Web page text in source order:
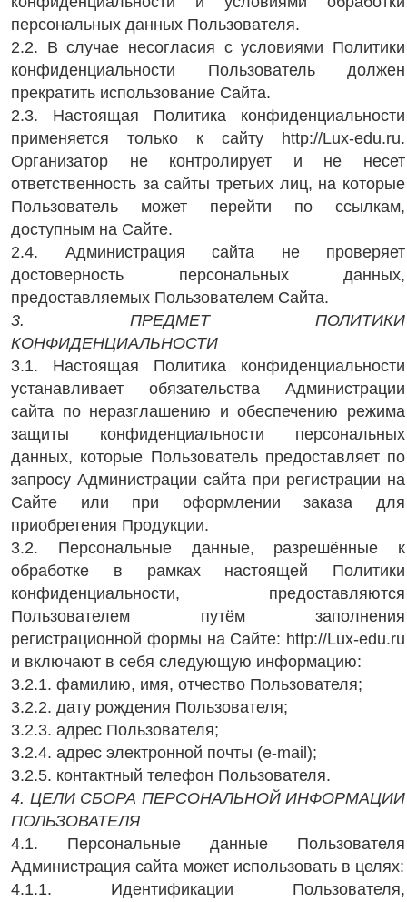
персональных данных Пользователя.
2.2. В случае несогласия с условиями Политики
конфиденциальности Пользователь должен
прекратить использование Сайта.
2.3. Настоящая Политика конфиденциальности
применяется только к сайту http://Lux-edu.ru.
Организатор не контролирует и не несет
ответственность за сайты третьих лиц, на которые
Пользователь может перейти по ссылкам,
доступным на Сайте.
2.4. Администрация сайта не проверяет
достоверность персональных данных,
предоставляемых Пользователем Сайта.
3. ПРЕДМЕТ ПОЛИТИКИ
КОНФИДЕНЦИАЛЬНОСТИ
3.1. Настоящая Политика конфиденциальности
устанавливает обязательства Администрации
сайта по неразглашению и обеспечению режима
защиты конфиденциальности персональных
данных, которые Пользователь предоставляет по
запросу Администрации сайта при регистрации на
Сайте или при оформлении заказа для
приобретения Продукции.
3.2. Персональные данные, разрешённые к
обработке в рамках настоящей Политики
конфиденциальности, предоставляются
Пользователем путём заполнения
регистрационной формы на Сайте: http://Lux-edu.ru
и включают в себя следующую информацию:
3.2.1. фамилию, имя, отчество Пользователя;
3.2.2. дату рождения Пользователя;
3.2.3. адрес Пользователя;
3.2.4. адрес электронной почты (e-mail);
3.2.5. контактный телефон Пользователя.
4. ЦЕЛИ СБОРА ПЕРСОНАЛЬНОЙ ИНФОРМАЦИИ
ПОЛЬЗОВАТЕЛЯ
4.1. Персональные данные Пользователя
Администрация сайта может использовать в целях:
4.1.1. Идентификации Пользователя,